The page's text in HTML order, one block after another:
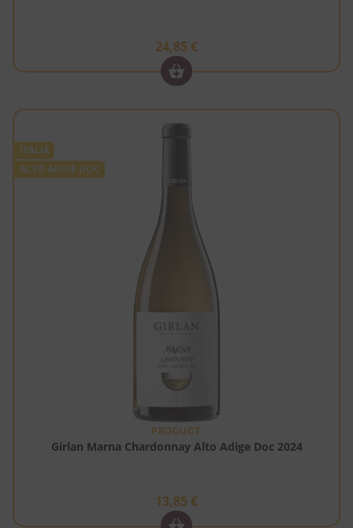
24,85 €
ITALIA
ALTO ADIGE DOC
PRODUCT
Girlan Marna Chardonnay Alto Adige Doc 2024
13,85 €